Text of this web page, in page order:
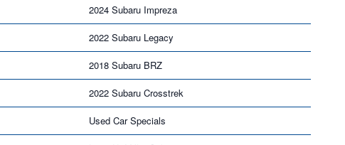
2024 Subaru Impreza
2022 Subaru Legacy
2018 Subaru BRZ
2022 Subaru Crosstrek
Used Car Specials